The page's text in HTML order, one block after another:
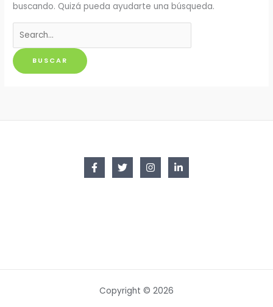
buscando. Quizá pueda ayudarte una búsqueda.
Buscar
por:
Copyright © 2026